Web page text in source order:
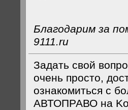
Благодарим за
9111.ru
Задать свой
очень просто,
ознакомиться с
АВТОПРАВО на